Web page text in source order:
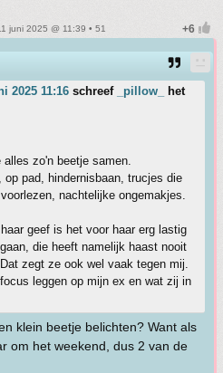
juni 2025 @ 11:39 • 51
2025 11:16 schreef _pillow_
het
zo'n beetje samen.
pad, hindernisbaan, trucjes die
nachtelijke ongemakjes.
geef is het voor haar erg lastig
die heeft namelijk haast nooit
zegt ze ook wel vaak tegen mij.
leggen op mijn ex en wat zij in
klein beetje belichten? Want als
om het weekend, dus 2 van de